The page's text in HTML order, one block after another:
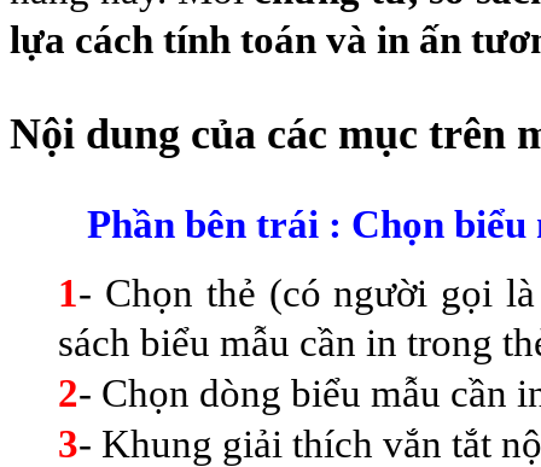
lựa cách tính toán và in ấn
Nội dung của các mục trên
Phần bên trái : Chọn biểu
1- Chọn thẻ (có người gọi
sách biểu mẫu cần in trong
2- Chọn dòng biểu mẫu cần
3- Khung giải thích vắn tắt